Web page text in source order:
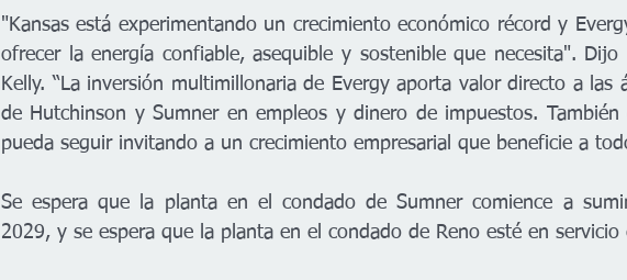
"Kansas está experimentando un crecimiento económico récord y
ofrecer la energía confiable, asequible y sostenible que necesita". Dijo
Kelly. “La inversión multimillonaria de Evergy aporta valor directo a las
de Hutchinson y Sumner en empleos y dinero de impuestos. También
pueda seguir invitando a un crecimiento empresarial que beneficie a
Se espera que la planta en el condado de Sumner comience a
2029, y se espera que la planta en el condado de Reno esté en servicio